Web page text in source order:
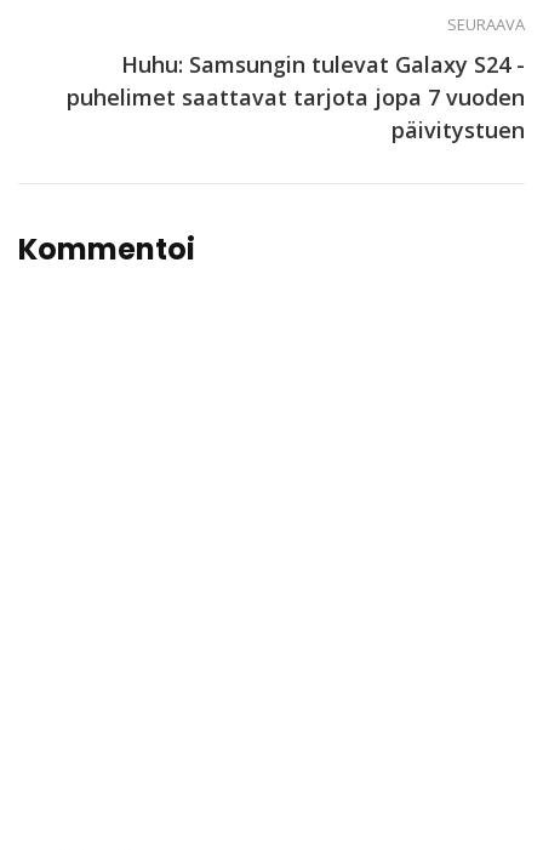
SEURAAVA
Huhu: Samsungin tulevat Galaxy S24 -
puhelimet saattavat tarjota jopa 7 vuoden
päivitystuen
Kommentoi